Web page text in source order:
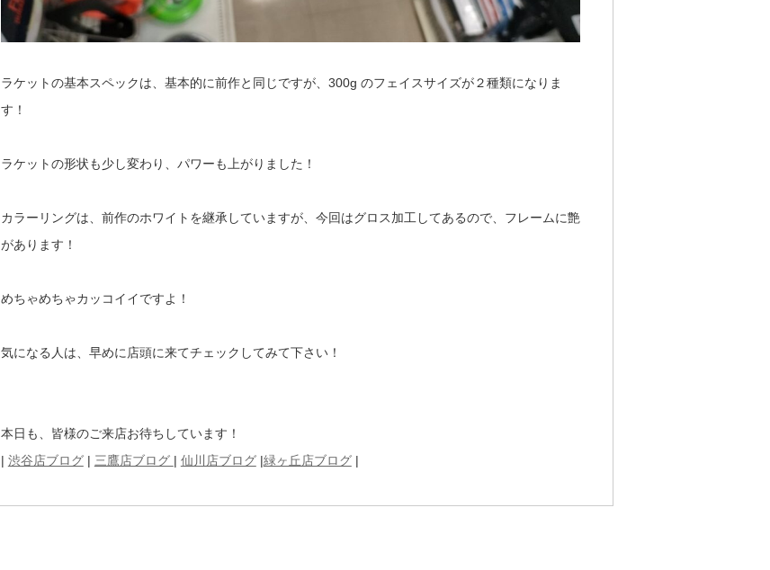
ラケットの基本スペックは、基本的に前作と同じですが、300g のフェイスサイズが２種類になりま
す！
ラケットの形状も少し変わり、パワーも上がりました！
カラーリングは、前作のホワイトを継承していますが、今回はグロス加工してあるので、フレームに艶
があります！
めちゃめちゃカッコイイですよ！
気になる人は、早めに店頭に来てチェックしてみて下さい！
本日も、皆様のご来店お待ちしています！
| 渋谷店ブログ| 三鷹店ブログ | 仙川店ブログ|緑ヶ丘店ブログ|